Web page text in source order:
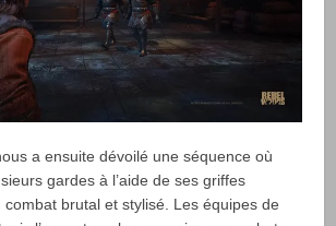
a ensuite dévoilé une séquence où
gardes à l’aide de ses griffes
brutal et stylisé. Les équipes de